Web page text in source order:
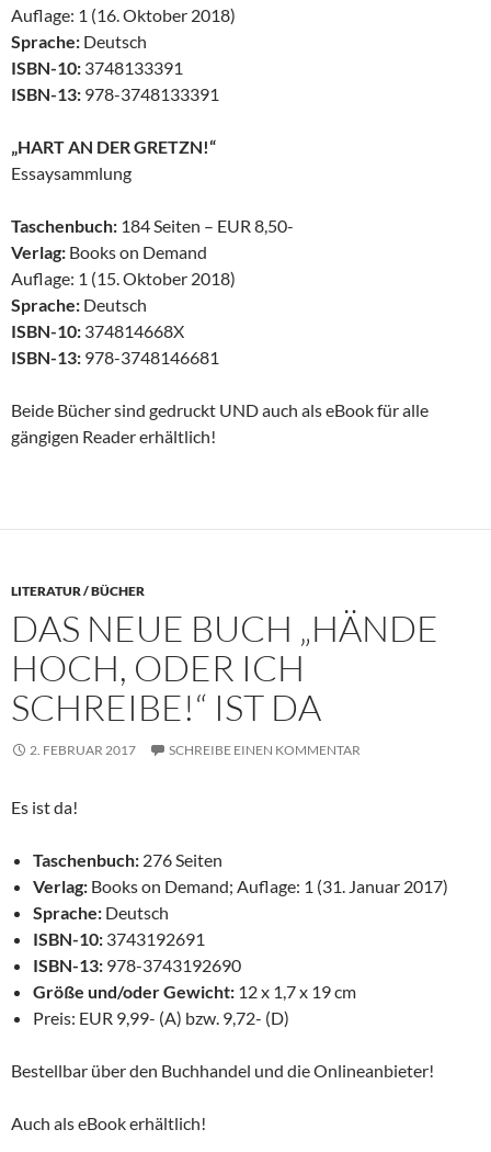
Auflage: 1 (16. Oktober 2018)
Sprache: Deutsch
ISBN-10: 3748133391
ISBN-13: 978-3748133391
„HART AN DER GRETZN!“
Essaysammlung
Taschenbuch: 184 Seiten – EUR 8,50-
Verlag: Books on Demand
Auflage: 1 (15. Oktober 2018)
Sprache: Deutsch
ISBN-10: 374814668X
ISBN-13: 978-3748146681
Beide Bücher sind gedruckt UND auch als eBook für alle
gängigen Reader erhältlich!
LITERATUR / BÜCHER
DAS NEUE BUCH „HÄNDE
HOCH, ODER ICH
SCHREIBE!“ IST DA
2. FEBRUAR 2017 SCHREIBE EINEN KOMMENTAR
Es ist da!
Taschenbuch: 276 Seiten
Verlag: Books on Demand; Auflage: 1 (31. Januar 2017)
Sprache: Deutsch
ISBN-10: 3743192691
ISBN-13: 978-3743192690
Größe und/oder Gewicht: 12 x 1,7 x 19 cm
Preis: EUR 9,99- (A) bzw. 9,72- (D)
Bestellbar über den Buchhandel und die Onlineanbieter!
Auch als eBook erhältlich!